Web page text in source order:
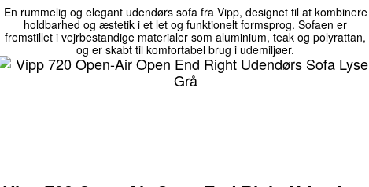
En rummelig og elegant udendørs sofa fra Vipp, designet til at kombinere
holdbarhed og æstetik i et let og funktionelt formsprog. Sofaen er
fremstillet i vejrbestandige materialer som aluminium, teak og polyrattan,
og er skabt til komfortabel brug i udemiljøer.